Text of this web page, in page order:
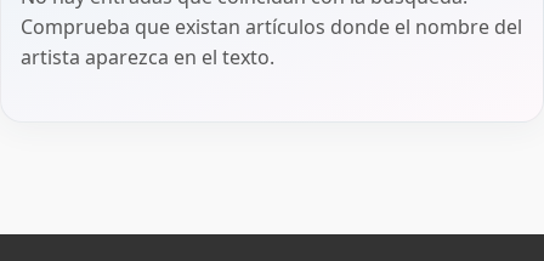
Comprueba que existan artículos donde el nombre del
artista aparezca en el texto.